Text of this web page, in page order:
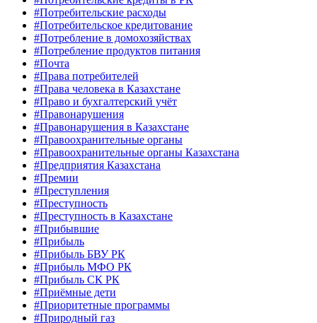
#Потребительские расходы
#Потребительское кредитование
#Потребление в домохозяйствах
#Потребление продуктов питания
#Почта
#Права потребителей
#Права человека в Казахстане
#Право и бухгалтерский учёт
#Правонарушения
#Правонарушения в Казахстане
#Правоохранительные органы
#Правоохранительные органы Казахстана
#Предприятия Казахстана
#Премии
#Преступления
#Преступность
#Преступность в Казахстане
#Прибывшие
#Прибыль
#Прибыль БВУ РК
#Прибыль МФО РК
#Прибыль СК РК
#Приёмные дети
#Приоритетные программы
#Природный газ